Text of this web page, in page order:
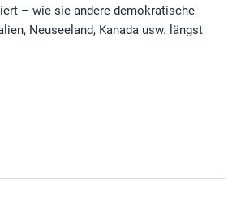
– wie sie andere demokratische
Neuseeland, Kanada usw. längst